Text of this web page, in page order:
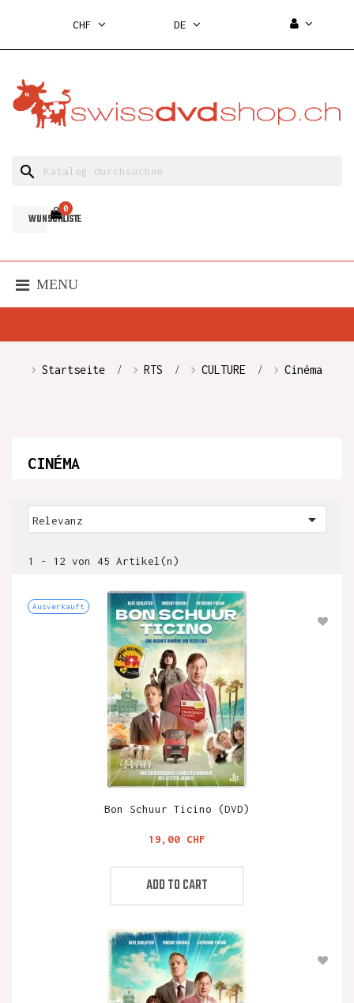
CHF DE
search
WUNSCHLISTE
0
MENU
Startseite RTS CULTURE Cinéma
CINÉMA
Relevanz 
1 - 12 von 45 Artikel(n)
Ausverkauft
Bon Schuur Ticino (DVD)
Preis
19,00 CHF
ADD TO CART